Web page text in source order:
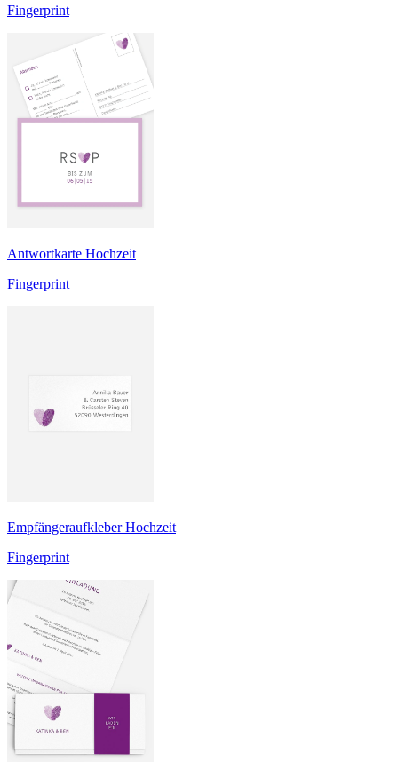
Fingerprint
Antwortkarte Hochzeit
Fingerprint
Empfängeraufkleber Hochzeit
Fingerprint